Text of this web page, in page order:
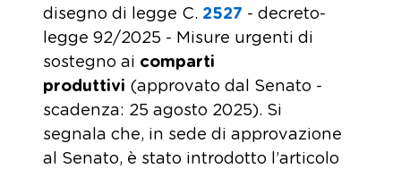
disegno di legge C. 2527 - decreto-
legge 92/2025 - Misure urgenti di
sostegno ai comparti
produttivi (approvato dal Senato -
scadenza: 25 agosto 2025). Si
segnala che, in sede di approvazione
al Senato, è stato introdotto l’articolo